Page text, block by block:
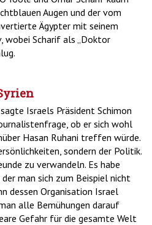
Augen und der vom
Ägypter mit seinem
wobei Scharif als „Doktor
Israels Präsident Schimon
ob er sich wohl
Hasan Ruhani treffen würde.
sondern der Politik.
zu verwandeln. Es habe
man sich zum Beispiel nicht
dessen Organisation Israel
alle Bemühungen darauf
Gefahr für die gesamte Welt